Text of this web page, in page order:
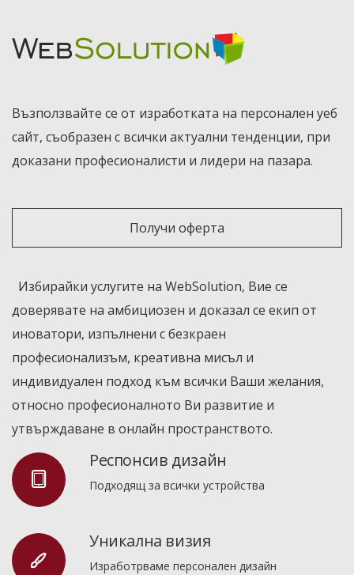
Възползвайте се от изработката на персонален уеб
сайт, съобразен с всички актуални тенденции, при
доказани професионалисти и лидери на пазара.
Получи оферта
Избирайки услугите на WebSolution, Вие се
доверявате на амбициозен и доказал се екип от
иноватори, изпълнени с безкраен
професионализъм, креативна мисъл и
индивидуален подход към всички Ваши желания,
относно професионалното Ви развитие и
утвърждаване в онлайн пространството.
Респонсив дизайн
Подходящ за всички устройства
Уникална визия
Изработрваме персонален дизайн